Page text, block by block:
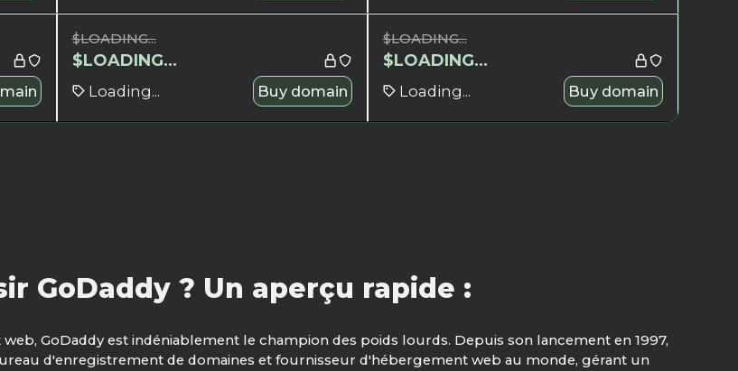
$LOADING...
$LOADING...
Loading... Buy domain
$LOADING...
$LOADING...
Loading... Buy domain
GoDaddy ? Un aperçu rapide :
GoDaddy est indéniablement le champion des poids lourds. Depuis son lancement en 1997,
d'enregistrement de domaines et fournisseur d'hébergement web au monde, gérant un